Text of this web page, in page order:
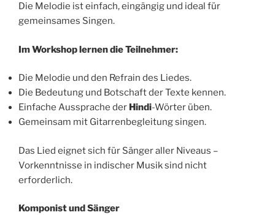
Die Melodie ist einfach, eingängig und ideal für
gemeinsames Singen.
Im Workshop lernen die Teilnehmer:
Die Melodie und den Refrain des Liedes.
Die Bedeutung und Botschaft der Texte kennen.
Einfache Aussprache der Hindi-Wörter üben.
Gemeinsam mit Gitarrenbegleitung singen.
Das Lied eignet sich für Sänger aller Niveaus –
Vorkenntnisse in indischer Musik sind nicht
erforderlich.
Komponist und Sänger